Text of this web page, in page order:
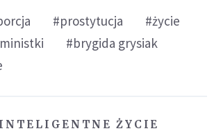
#prostytucja
#życie
#brygida grysiak
INTELIGENTNE ŻYCIE